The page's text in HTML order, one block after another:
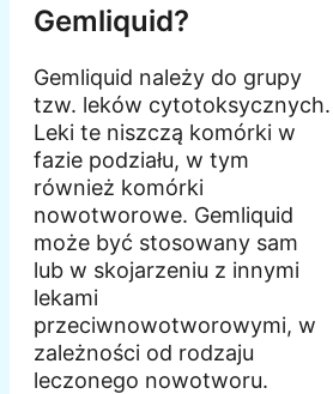
Gemliquid?
Gemliquid należy do grupy
tzw. leków cytotoksycznych.
Leki te niszczą komórki w
fazie podziału, w tym
również komórki
nowotworowe. Gemliquid
może być stosowany sam
lub w skojarzeniu z innymi
lekami
przeciwnowotworowymi, w
zależności od rodzaju
leczonego nowotworu.